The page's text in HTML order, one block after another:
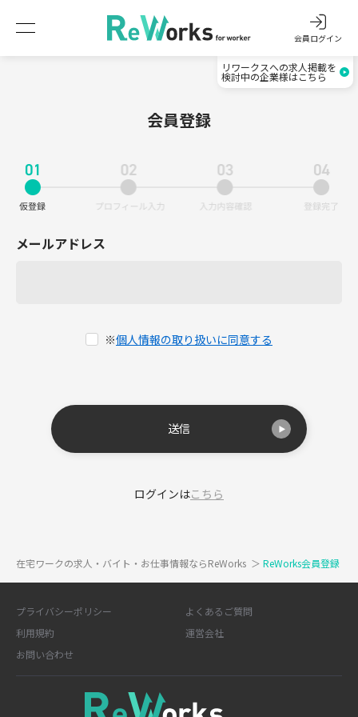
会員ログイン
リワークスへの求人掲載を
検討中の企業様はこちら
会員登録
メールアドレス
※個人情報の取り扱いに同意する
送信
ログインはこちら
在宅ワークの求人・バイト・お仕事情報ならReWorks ＞ ReWorks会員登録
プライバシーポリシー
よくあるご質問
利用規約
運営会社
お問い合わせ